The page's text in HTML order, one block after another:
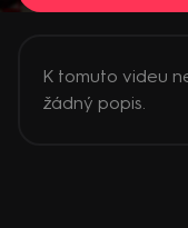
K tomuto videu
žádný popis.